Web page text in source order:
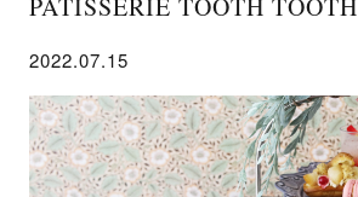
PATISSERIE TOOTH TOOTH
2022.07.15